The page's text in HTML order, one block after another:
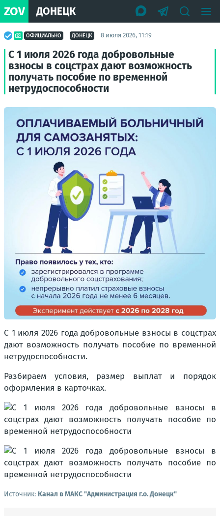
ZOV ДОНЕЦК
ОФИЦИАЛЬНО ДОНЕЦК 8 июля 2026, 11:19
С 1 июля 2026 года добровольные
взносы в соцстрах дают возможность
получать пособие по временной
нетрудоспособности
С 1 июля 2026 года добровольные взносы в соцстрах
дают возможность получать пособие по временной
нетрудоспособности.
Разбираем условия, размер выплат и порядок
оформления в карточках.
Источник: Канал в МАКС "Администрация г.о. Донецк"